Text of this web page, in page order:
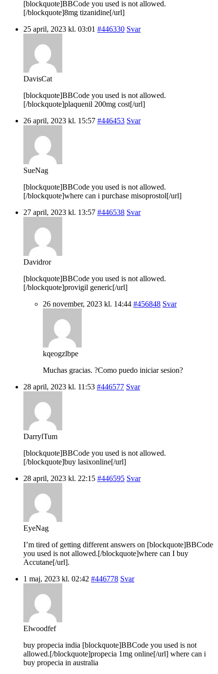
[blockquote]BBCode you used is not allowed.
[/blockquote]8mg tizanidine[/url]
25 april, 2023 kl. 03:01 #446330 Svar
DavisCat
[blockquote]BBCode you used is not allowed.
[/blockquote]plaquenil 200mg cost[/url]
26 april, 2023 kl. 15:57 #446453 Svar
SueNag
[blockquote]BBCode you used is not allowed.
[/blockquote]where can i purchase misoprostol[/url]
27 april, 2023 kl. 13:57 #446538 Svar
Davidror
[blockquote]BBCode you used is not allowed.
[/blockquote]provigil generic[/url]
26 november, 2023 kl. 14:44 #456848 Svar
kqeogzlbpe
Muchas gracias. ?Como puedo iniciar sesion?
28 april, 2023 kl. 11:53 #446577 Svar
DarrylTum
[blockquote]BBCode you used is not allowed.
[/blockquote]buy lasixonline[/url]
28 april, 2023 kl. 22:15 #446595 Svar
EyeNag
I’m tired of getting different answers on [blockquote]BBCode
you used is not allowed.[/blockquote]where can I buy
Accutane[/url].
1 maj, 2023 kl. 02:42 #446778 Svar
Elwoodfef
buy propecia india [blockquote]BBCode you used is not
allowed.[/blockquote]propecia 1mg online[/url] where can i
buy propecia in australia